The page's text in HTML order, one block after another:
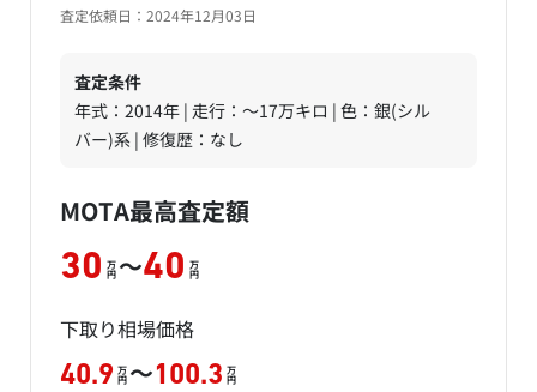
査定依頼日：2024年12月03日
査定条件
年式：2014年 | 走行：～17万キロ | 色：銀(シル
バー)系 | 修復歴：なし
MOTA最高査定額
30 万
円 ～40 万
円
下取り相場価格
40.9 万
円 ～100.3 万
円